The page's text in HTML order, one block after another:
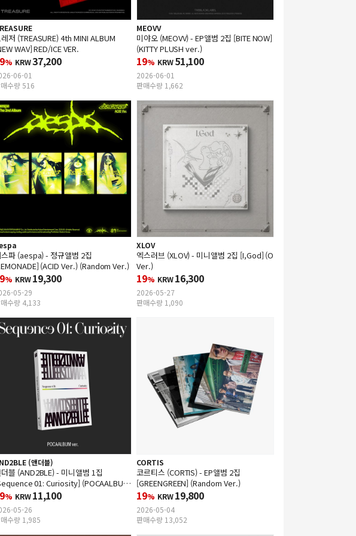
저 (TREASURE) 4th MINI ALBUM
WAV] RED/ICE VER.
% KRW37,200
06-01
수량 516
MEOVV
미야오 (MEOVV) - EP앨범 2집 [BITE NOW]
(KITTY PLUSH ver.)
19% KRW51,100
2026-06-01
판매수량 1,662
파 (aespa) - 정규앨범 2집
(ACID Ver.) (Random Ver.)
% KRW19,300
05-29
수량 4,133
XLOV
엑스러브 (XLOV) - 미니앨범 2집 [I,God] (O
Ver.)
19% KRW16,300
2026-05-27
판매수량 1,090
(앤더블)
블 (AND2BLE) - 미니앨범 1집
01: Curiosity] (POCAALBUM
% KRW11,100
05-26
수량 1,985
CORTIS
코르티스 (CORTIS) - EP앨범 2집
[GREENGREEN] (Random Ver.)
19% KRW19,800
2026-05-04
판매수량 13,052